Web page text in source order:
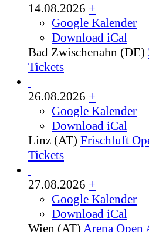
14.08.2026 +
Google Kalender
Download iCal
Bad Zwischenahn (DE)
Tickets
26.08.2026 +
Google Kalender
Download iCal
Linz (AT) Frischluft
Tickets
27.08.2026 +
Google Kalender
Download iCal
Wien (AT) Arena Open